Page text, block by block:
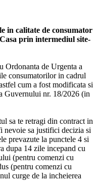
in calitate de consumator
prin intermediul site-
Ordonanta de Urgenta a
consumatorilor in cadrul
cum a fost modificata si
Guvernului nr. 18/2026 (in
sa te retragi din contract in
nevoie sa justifici decizia si
prevazute la punctele 4 si
dupa 14 zile incepand cu
(pentru comenzi cu
(pentru comenzi cu
curge de la incheierea